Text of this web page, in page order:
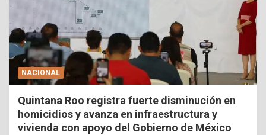
NACIONAL
Quintana Roo registra fuerte disminución en
homicidios y avanza en infraestructura y
vivienda con apoyo del Gobierno de México